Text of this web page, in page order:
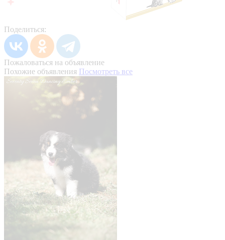
Поделиться:
Пожаловаться на объявление
Похожие объявления Посмотреть все